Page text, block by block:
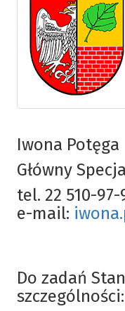
Iwona Potęga
Główny
tel. 22 510-97-
e-mail:
Do zadań
szczególności: